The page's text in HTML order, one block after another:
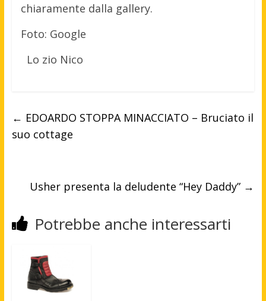
chiaramente dalla gallery.
Foto: Google
Lo zio Nico
← EDOARDO STOPPA MINACCIATO – Bruciato il
suo cottage
Usher presenta la deludente “Hey Daddy” →
Potrebbe anche interessarti